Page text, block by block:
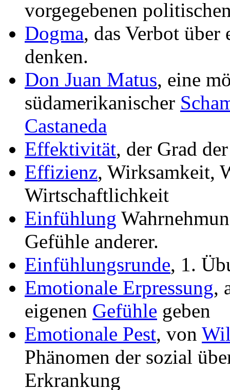
vorgegebenen
Dogma, das Verbot über
denken.
Don Juan Matus, eine
südamerikanischer
Castaneda
Effektivität, der Grad
Effizienz, Wirksamkeit,
Wirtschaftlichkeit
Einfühlung
Gefühle anderer.
Einfühlungsrunde, 1.
Emotionale Erpressung,
eigenen Gefühle geben
Emotionale Pest, von
Phänomen der sozial
Erkrankung